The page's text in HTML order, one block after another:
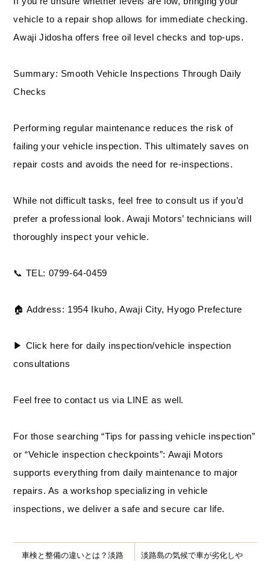
vehicle to a repair shop allows for immediate checking.
Awaji Jidosha offers free oil level checks and top-ups.
Summary: Smooth Vehicle Inspections Through Daily
Checks
Performing regular maintenance reduces the risk of
failing your vehicle inspection. This ultimately saves on
repair costs and avoids the need for re-inspections.
While not difficult tasks, feel free to consult us if you’d
prefer a professional look. Awaji Motors’ technicians will
thoroughly inspect your vehicle.
📞 TEL: 0799-64-0459
🏠 Address: 1954 Ikuho, Awaji City, Hyogo Prefecture
▶︎ Click here for daily inspection/vehicle inspection
consultations
Feel free to contact us via LINE as well.
For those searching “Tips for passing vehicle inspection”
or “Vehicle inspection checkpoints”: Awaji Motors
supports everything from daily maintenance to major
repairs. As a workshop specializing in vehicle
inspections, we deliver a safe and secure car life.
車検と整備の違いとは？淡路
淡路島の気候で車が劣化しや